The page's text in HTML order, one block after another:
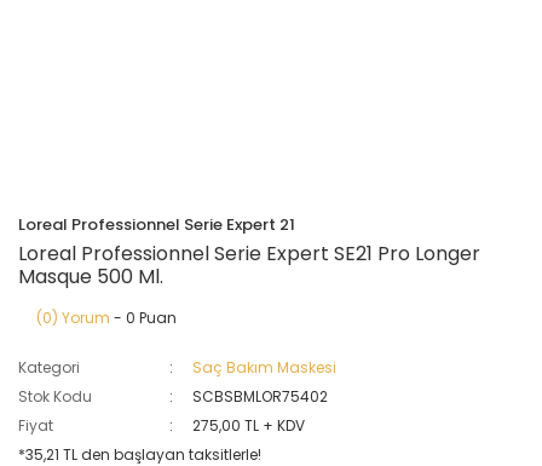
Loreal Professionnel Serie Expert 21
Loreal Professionnel Serie Expert SE21 Pro Longer
Masque 500 Ml.
(0) Yorum - 0 Puan
Kategori
Saç Bakım Maskesi
Stok Kodu
SCBSBMLOR75402
Fiyat
275,00 TL + KDV
*35,21 TL den başlayan taksitlerle!